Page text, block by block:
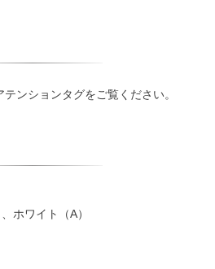
ンションタグをご覧ください。
ホワイト（A）